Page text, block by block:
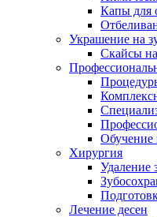
Капы для
Украшение на
Скайсы
Обучение
Хирургия
Удаление
Лечение десен